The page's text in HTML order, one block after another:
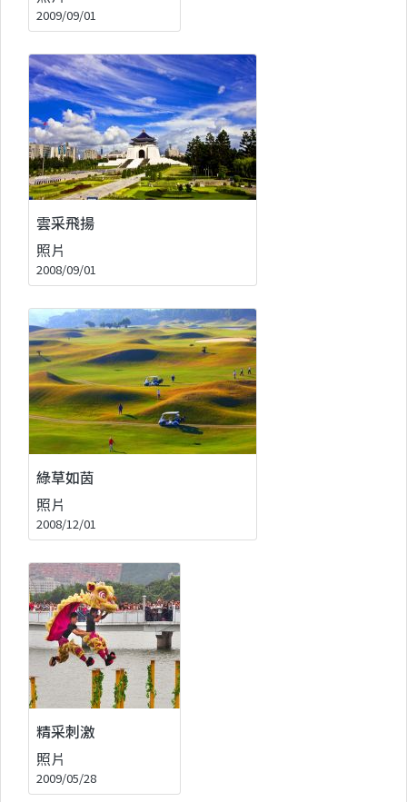
2009/09/01
雲采飛揚
照片
2008/09/01
綠草如茵
照片
2008/12/01
精采刺激
照片
2009/05/28